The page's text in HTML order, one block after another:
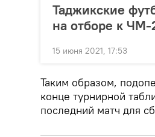
Таджикские
на отборе к ЧМ-
15 июня 2021, 17:53
Таким образом,
конце турнирной
последний матч для